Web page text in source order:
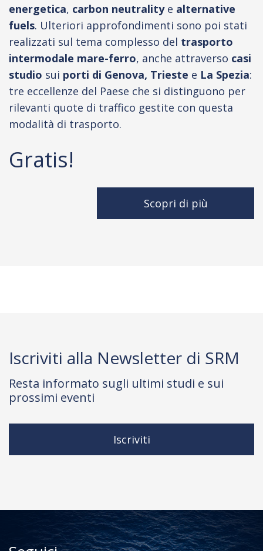
energetica, carbon neutralitye alternative
fuels. Ulteriori approfondimenti sono poi stati
realizzati sul tema complesso del trasporto
intermodale mare-ferro, anche attraverso casi
studio sui porti di Genova, Trieste e La Spezia:
tre eccellenze del Paese che si distinguono per
rilevanti quote di traffico gestite con questa
modalità di trasporto.
Gratis!
Scopri di più
Iscriviti alla Newsletter di SRM
Resta informato sugli ultimi studi e sui
prossimi eventi
Iscriviti